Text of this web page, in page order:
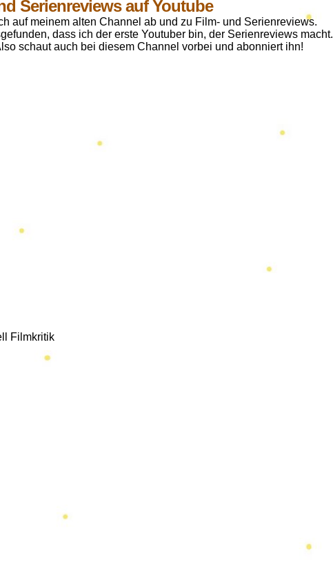
Serienreviews auf Youtube
auf meinem alten Channel ab und zu Film- und Serienreviews.
dass ich der erste Youtuber bin, der Serienreviews macht.
schaut auch bei diesem Channel vorbei und abonniert ihn!
Filmkritik